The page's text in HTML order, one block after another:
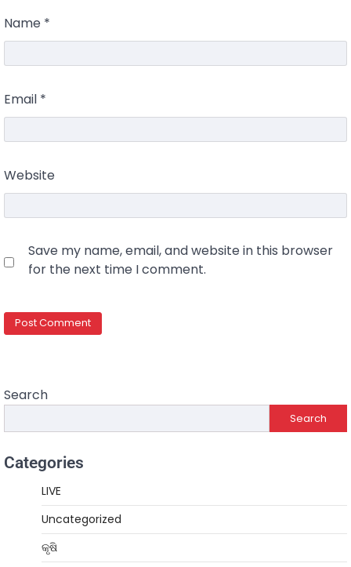
Name *
Email *
Website
Save my name, email, and website in this browser
for the next time I comment.
Search
Search
Categories
LIVE
Uncategorized
କୃଷି